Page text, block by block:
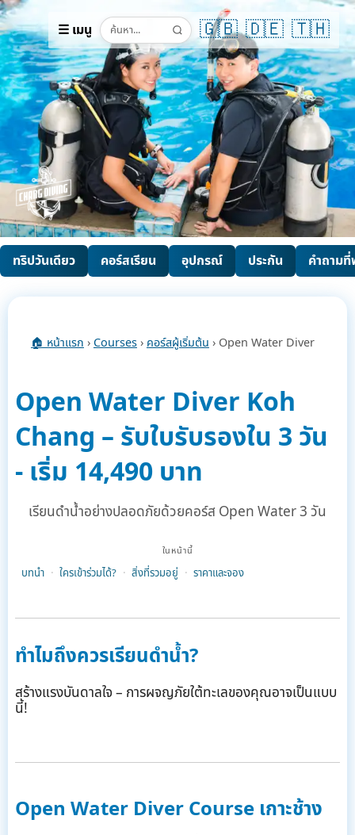
☰ เมนู 🇬🇧 🇩🇪 🇹🇭
ทริปวันเดียว คอร์สเรียน อุปกรณ์ ประกัน คำถาม
🏠 หน้าแรก › Courses› คอร์สผู้เริ่มต้น › Open Water Diver
Open Water Diver Koh
Chang – รับใบรับรองใน 3 วัน
- เริ่ม 14,490 บาท
เรียนดำน้ำอย่างปลอดภัยด้วยคอร์ส Open Water 3 วัน
ในหน้านี้
บทนำ ใครเข้าร่วมได้? สิ่งที่รวมอยู่ ราคาและจอง
ทำไมถึงควรเรียนดำน้ำ?
สร้างแรงบันดาลใจ – การผจญภัยใต้ทะเลของคุณอาจเป็นแบบ
นี้!
Open Water Diver Course เกาะช้าง